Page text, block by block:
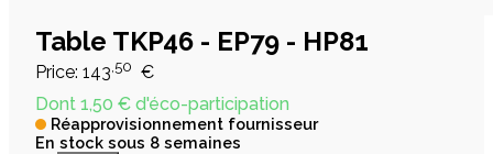
Table TKP46 - EP79 - HP81
Price: 143 ,50 €
Dont 1,50 € d'éco-participation
Réapprovisionnement fournisseur
En stock sous 8 semaines